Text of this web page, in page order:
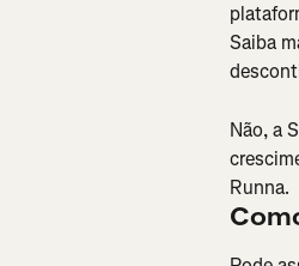
Saiba
Não, a
Runna.